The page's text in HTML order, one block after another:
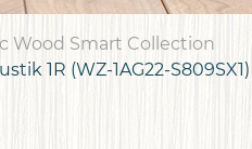
Wood Smart Collection
1R (WZ-1AG22-S809SX1)